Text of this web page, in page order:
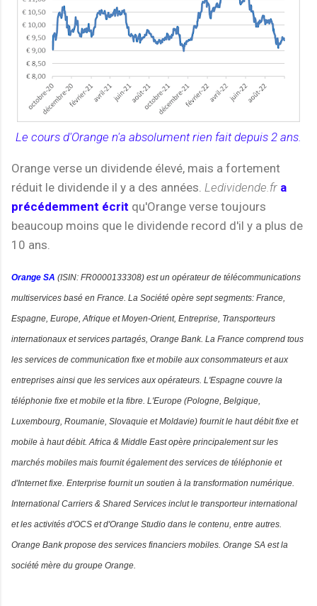
Le cours d'Orange n'a absolument rien fait depuis 2 ans.
Orange verse un dividende élevé, mais a fortement
réduit le dividende il y a des années. Ledividende.fr a
précédemment écrit qu'Orange verse toujours
beaucoup moins que le dividende record d'il y a plus de
10 ans.
Orange SA (ISIN: FR0000133308) est un opérateur de télécommunications
multiservices basé en France. La Société opère sept segments: France,
Espagne, Europe, Afrique et Moyen-Orient, Entreprise, Transporteurs
internationaux et services partagés, Orange Bank. La France comprend tous
les services de communication fixe et mobile aux consommateurs et aux
entreprises ainsi que les services aux opérateurs. L'Espagne couvre la
téléphonie fixe et mobile et la fibre. L'Europe (Pologne, Belgique,
Luxembourg, Roumanie, Slovaquie et Moldavie) fournit le haut débit fixe et
mobile à haut débit. Africa & Middle East opère principalement sur les
marchés mobiles mais fournit également des services de téléphonie et
d'Internet fixe. Enterprise fournit un soutien à la transformation numérique.
International Carriers & Shared Services inclut le transporteur international
et les activités d'OCS et d'Orange Studio dans le contenu, entre autres.
Orange Bank propose des services financiers mobiles. Orange SA est la
société mère du groupe Orange.